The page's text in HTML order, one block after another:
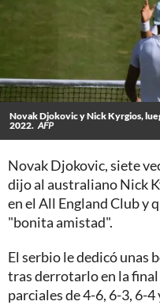
Novak Djokovic y Nick Kyrgios,
2022. AFP
Novak Djokovic, siete
dijo al australiano Nick
en el All England Club y
"bonita amistad".
El serbio le dedicó unas
tras derrotarlo en la
parciales de 4-6, 6-3, 6-4